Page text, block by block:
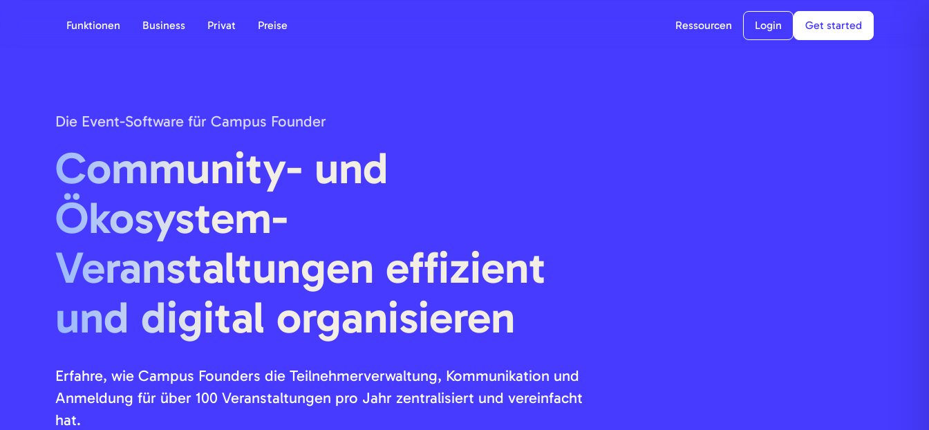
Funktionen Business Privat Preise Ressourcen Login Get started
Die Event-Software für Campus Founder
Community- und
Ökosystem-
Veranstaltungen effizient
und digital organisieren
Erfahre, wie Campus Founders die Teilnehmerverwaltung, Kommunikation und
Anmeldung für über 100 Veranstaltungen pro Jahr zentralisiert und vereinfacht
hat.